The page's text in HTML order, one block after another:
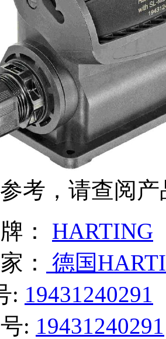
考，请查阅
：
HARTING
：
德国
: 19431240291
: 19431240291